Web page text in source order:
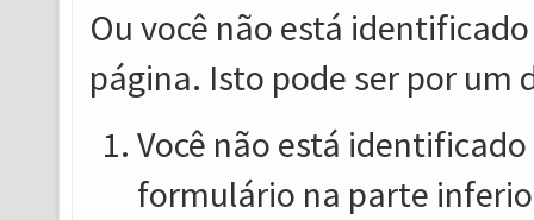
Ou você não está
página. Isto pode ser por um
Você não está
formulário na parte